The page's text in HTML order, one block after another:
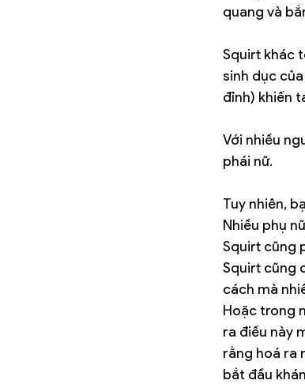
quang và
Squirt khác
sinh dục
đỉnh) khiến
Với nhiều
phái nữ.
Tuy nhiên,
Nhiều phụ
Squirt cũng
Squirt cũng
cách mà
Hoặc trong
ra điều này
rằng hoá ra
bắt đầu